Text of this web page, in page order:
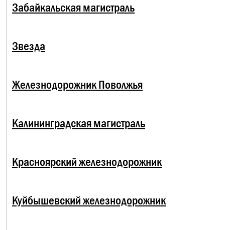
Забайкальская магистраль
Звезда
Железнодорожник Поволжья
Калининградская магистраль
Красноярский железнодорожник
Куйбышевский железнодорожник